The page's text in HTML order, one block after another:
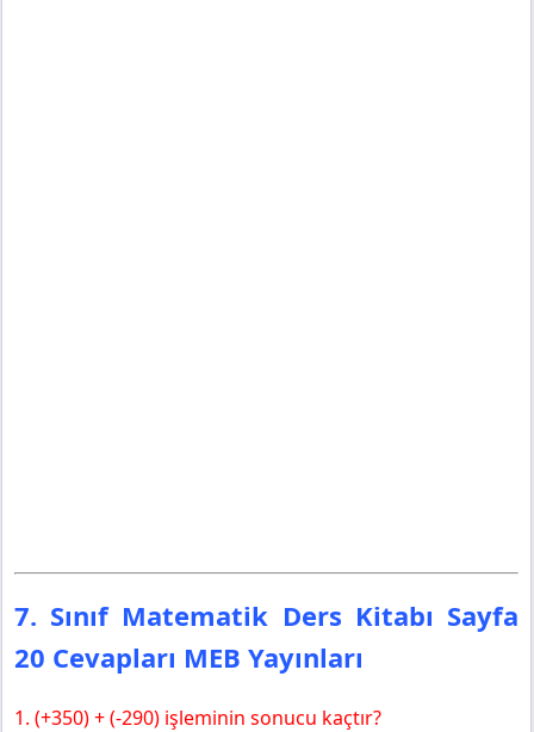
7. Sınıf Matematik Ders Kitabı Sayfa
20 Cevapları MEB Yayınları
1. (+350) + (-290) işleminin sonucu kaçtır?